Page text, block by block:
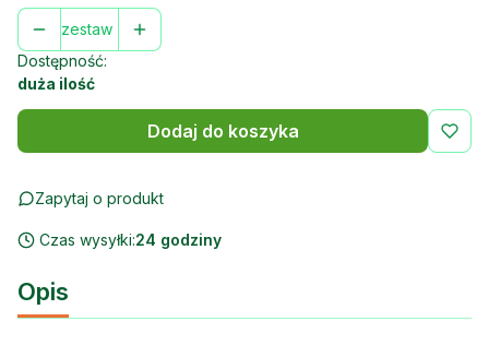
zestaw
Dostępność:
duża ilość
Dodaj do koszyka
Zapytaj o produkt
Czas wysyłki:24 godziny
Opis